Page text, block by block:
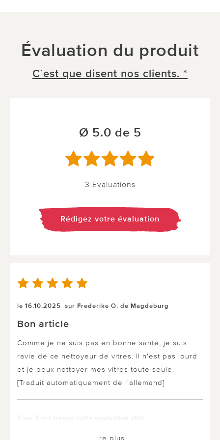
Évaluation du produit
C´est que disent nos clients. *
Ø 5.0 de 5
3 Evaluations
Rédigez votre évaluation
le 16.10.2025 sur Frederike O. de Magdeburg
Bon article
Comme je ne suis pas en bonne santé, je suis
ravie de ce nettoyeur de vitres. Il n'est pas lourd
et je peux nettoyer mes vitres toute seule.
[Traduit automatiquement de l'allemand]
3 sur 3 ont trouvé cette évaluation utile.
pas utile
lire plus